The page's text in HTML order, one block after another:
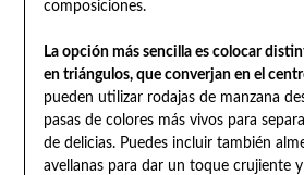
composiciones.
La opción más sencilla es colocar
en triángulos, que converjan en el
pueden utilizar rodajas de manzana
pasas de colores más vivos para
de delicias. Puedes incluir también
avellanas para dar un toque crujiente